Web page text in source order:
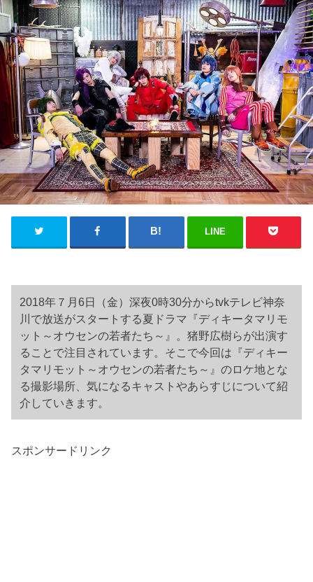
LINE
2018年７月6日（金）深夜0時30分からtvkテレビ神奈
川で放送がスタートする夏ドラマ『ディキータマリモ
ット～オウセンの若者たち～』。猪野広樹らが出演す
ることで注目されています。そこで今回は『ディキー
タマリモット～オウセンの若者たち～』のロケ地とな
る撮影場所、気になるキャストやあらすじについて紹
介していきます。
スポンサードリンク